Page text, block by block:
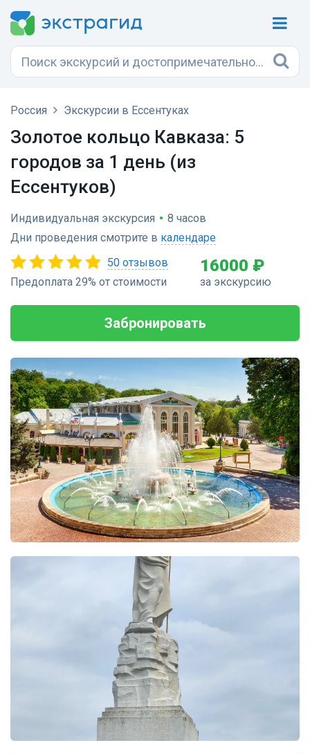
Россия Экскурсии в Ессентуках
Золотое кольцо Кавказа: 5
городов за 1 день (из
Ессентуков)
Индивидуальная экскурсия • 8 часов
Дни проведения смотрите в календаре
50 отзывов
Предоплата 29% от стоимости
16000 ₽
за экскурсию
Забронировать